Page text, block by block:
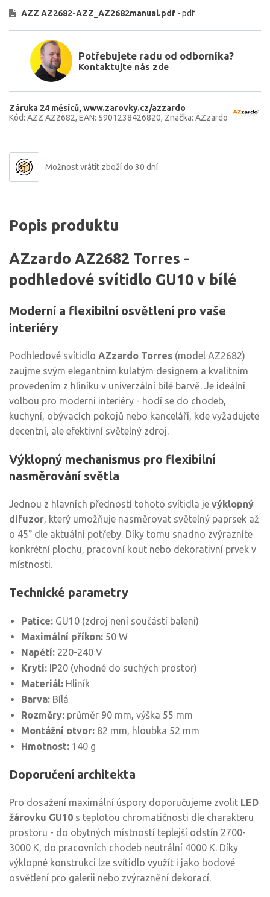
AZZ AZ2682-AZZ_AZ2682manual.pdf - pdf
Potřebujete radu od odborníka?
Kontaktujte nás zde
Záruka 24 měsíců www.zarovky.cz/azzardo
Kód: AZZ AZ2682 EAN: 5901238426820 Značka: AZzardo
Možnost vrátit zboží do 30 dní
Popis produktu
AZzardo AZ2682 Torres -
podhledové svítidlo GU10 v bílé
Moderní a flexibilní osvětlení pro vaše
interiéry
Podhledové svítidlo AZzardo Torres (model AZ2682)
zaujme svým elegantním kulatým designem a kvalitním
provedením z hliníku v univerzální bílé barvě. Je ideální
volbou pro moderní interiéry - hodí se do chodeb,
kuchyní, obývacích pokojů nebo kanceláří, kde vyžadujete
decentní, ale efektivní světelný zdroj.
Výklopný mechanismus pro flexibilní
nasměrování světla
Jednou z hlavních předností tohoto svítidla je výklopný
difuzor, který umožňuje nasměrovat světelný paprsek až
o 45° dle aktuální potřeby. Díky tomu snadno zvýrazníte
konkrétní plochu, pracovní kout nebo dekorativní prvek v
místnosti.
Technické parametry
Patice: GU10 (zdroj není součástí balení)
Maximální příkon: 50 W
Napětí: 220-240 V
Krytí: IP20 (vhodné do suchých prostor)
Materiál: Hliník
Barva: Bílá
Rozměry: průměr 90 mm, výška 55 mm
Montážní otvor: 82 mm, hloubka 52 mm
Hmotnost: 140 g
Doporučení architekta
Pro dosažení maximální úspory doporučujeme zvolit LED
žárovku GU10 s teplotou chromatičnosti dle charakteru
prostoru - do obytných místností teplejší odstín 2700-
3000 K, do pracovních chodeb neutrální 4000 K. Díky
výklopné konstrukci lze svítidlo využít i jako bodové
osvětlení pro galerii nebo zvýraznění dekorací.